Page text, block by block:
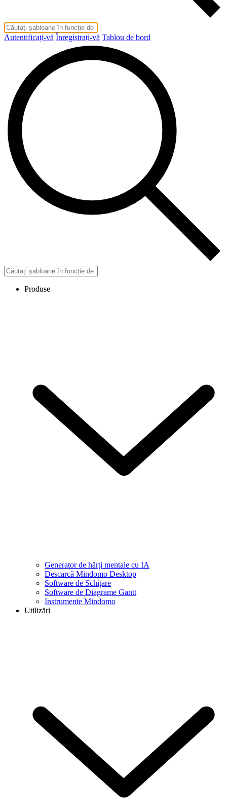
Autentificați-vă Înregistrați-vă Tablou de bord
Produse
Generator de hărți mentale cu IA
Descarcă Mindomo Desktop
Software de Schițare
Software de Diagrame Gantt
Instrumente Mindomo
Utilizări